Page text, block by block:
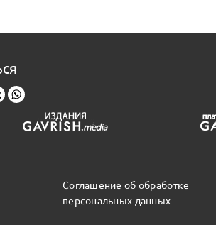
Соглашение об обработке
персональных данных